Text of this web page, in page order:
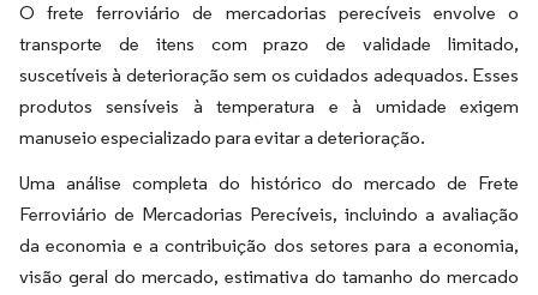
O frete ferroviário de mercadorias perecíveis envolve o
transporte de itens com prazo de validade limitado,
suscetíveis à deterioração sem os cuidados adequados. Esses
produtos sensíveis à temperatura e à umidade exigem
manuseio especializado para evitar a deterioração.
Uma análise completa do histórico do mercado de Frete
Ferroviário de Mercadorias Perecíveis, incluindo a avaliação
da economia e a contribuição dos setores para a economia,
visão geral do mercado, estimativa do tamanho do mercado